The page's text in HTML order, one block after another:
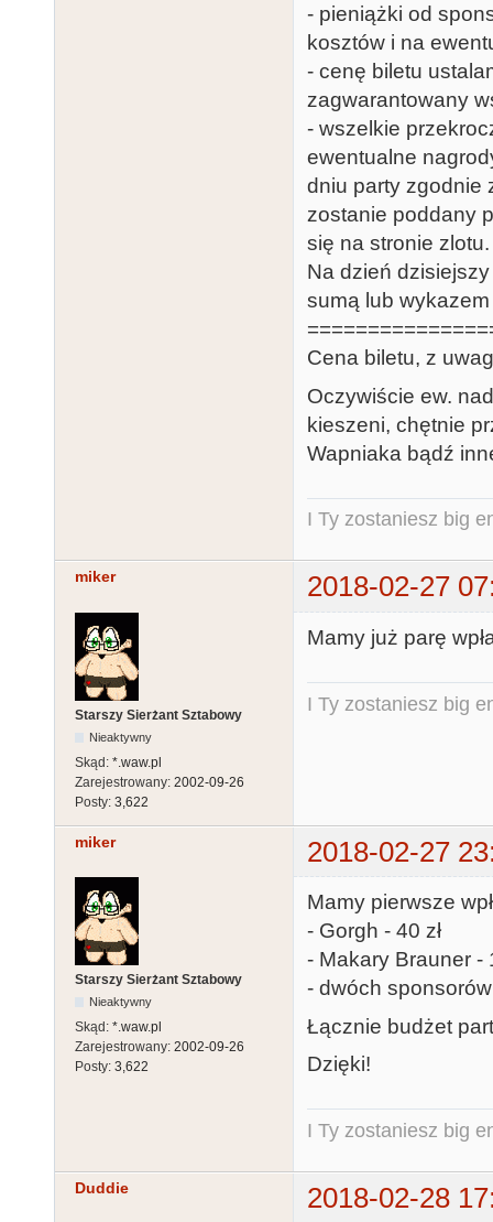
- pieniążki od
kosztów i na
- cenę biletu
zagwarantowany
- wszelkie
ewentualne
dniu party zgodnie
zostanie poddany
się na stronie zlotu.
Na dzień
sumą lub
Cena biletu, z
Oczywiście ew.
kieszeni, chętnie
Wapniaka bądź
I Ty zostaniesz big
miker 2018-02-27
Starszy Sierżant Sztabowy
Nieaktywny
Skąd: *.waw.pl
Zarejestrowany: 2002-09-26
Posty: 3,622
Mamy już parę
I Ty zostaniesz big
miker 2018-02-27
Starszy Sierżant Sztabowy
Nieaktywny
Skąd: *.waw.pl
Zarejestrowany: 2002-09-26
Posty: 3,622
Mamy pierwsze
- Gorgh - 40 zł
- Makary Brauner -
- dwóch
Łącznie budżet
Dzięki!
I Ty zostaniesz big
Duddie 2018-02-28